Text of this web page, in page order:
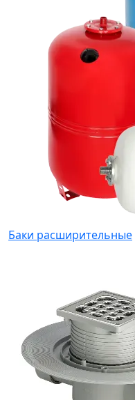
Баки расширительные